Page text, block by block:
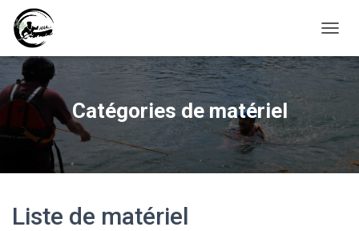
É
P
I
E
R
Catégories de matériel
Liste de matériel